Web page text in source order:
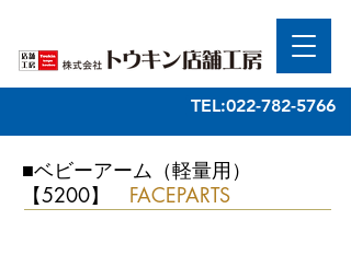
TEL:022-782-5766
■ベビーアーム（軽量用）
【5200】 FACEPARTS